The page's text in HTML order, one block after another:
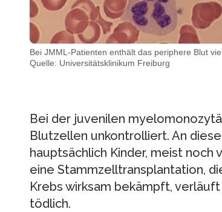
Bei JMML-Patienten enthält das periphere Blut
Quelle: Universitätsklinikum Freiburg
Bei der juvenilen
Blutzellen unkontrolliert. An
hauptsächlich Kinder, meist noch
eine Stammzelltransplantation,
Krebs wirksam bekämpft,
tödlich.